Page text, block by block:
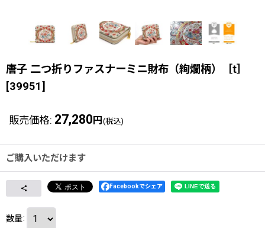
唐子 二つ折りファスナーミニ財布（絢爛柄）［t］
[39951]
販売価格: 27,280 円 (税込)
ご購入いただけます
Facebookでシェア
数量: